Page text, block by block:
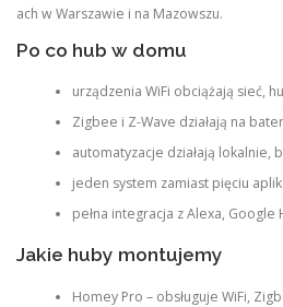
ach w Warszawie i na Mazowszu.
Po co hub w domu
urządzenia WiFi obciążają sieć,
Zigbee i Z-Wave działają na
automatyzacje działają lokalnie,
jeden system zamiast pięciu
pełna integracja z Alexa, Google
Jakie huby montujemy
Homey Pro – obsługuje WiFi,